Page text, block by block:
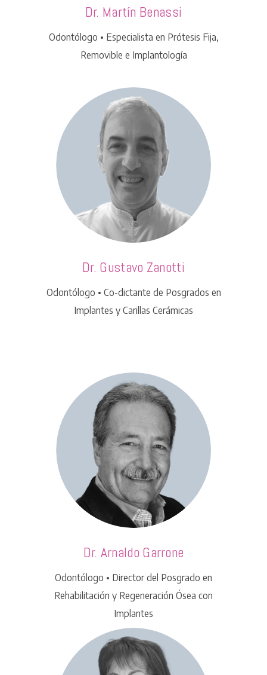
Dr. Martín Benassi
Odontólogo • Especialista en Prótesis Fija,
Removible e Implantología
Dr. Gustavo Zanotti
Odontólogo • Co-dictante de Posgrados en
Implantes y Carillas Cerámicas
Dr. Arnaldo Garrone
Odontólogo • Director del Posgrado en
Rehabilitación y Regeneración Ósea con
Implantes